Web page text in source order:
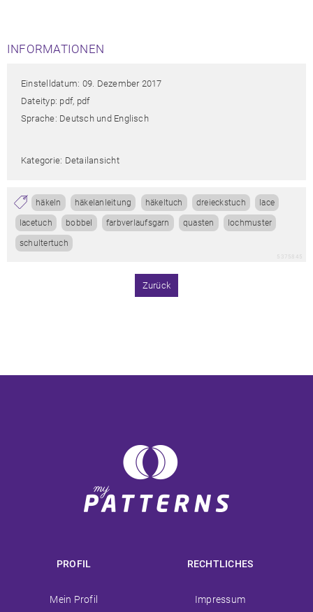
INFORMATIONEN
Einstelldatum: 09. Dezember 2017
Dateityp: pdf, pdf
Sprache: Deutsch und Englisch
Kategorie: Detailansicht
häkeln häkelanleitung häkeltuch dreieckstuch lace
lacetuch bobbel farbverlaufsgarn quasten lochmuster
schultertuch
Zurück
PROFIL
Navigation
Mein Profil
RECHTLICHES
Navigation
Impressum